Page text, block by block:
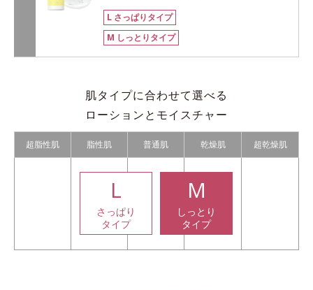
L さっぱりタイプ
M しっとりタイプ
肌タイプに合わせて選べる
ローションとモイスチャー
超脂性肌 脂性肌 普通肌 乾燥肌 超乾燥肌
L
さっぱり
タイプ
M
しっとり
タイプ